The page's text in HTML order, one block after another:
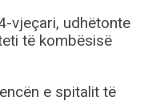
vjeçari, udhëtonte
të kombësisë
e spitalit të